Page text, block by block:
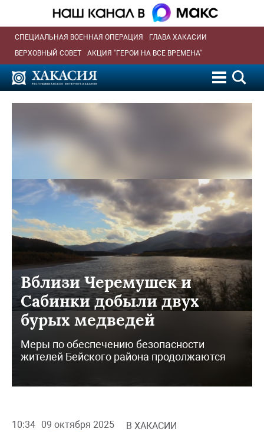
СПЕЦИАЛЬНАЯ ВОЕННАЯ ОПЕРАЦИЯ
ГЛАВА ХАКАСИИ
ВЕРХОВНЫЙ СОВЕТ
АКЦИЯ "ГЕРОИ НА ВСЕ ВРЕМЕНА"
Вблизи Черемушек и
Сабинки добыли двух
бурых медведей
Меры по обеспечению безопасности
жителей Бейского района продолжаются
10:34 09 октября 2025 В ХАКАСИИ